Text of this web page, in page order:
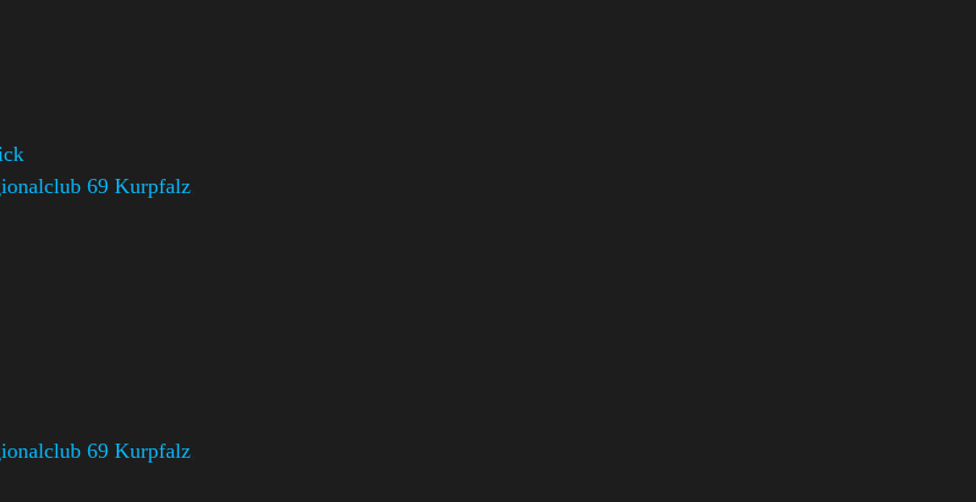
69 Kurpfalz
69 Kurpfalz